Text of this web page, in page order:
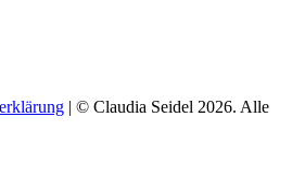
| © Claudia Seidel 2026. Alle